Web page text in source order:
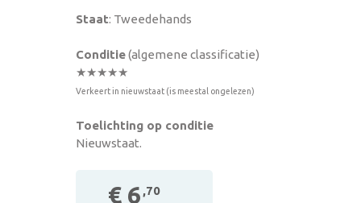
Staat: Tweedehands
Conditie(algemene classificatie)
★★★★★
Verkeert in nieuwstaat (is meestal ongelezen)
Toelichting op conditie
Nieuwstaat.
€ 6 ,70